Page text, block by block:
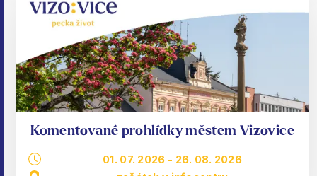
Komentované prohlídky městem Vizovice
01. 07. 2026 - 26. 08. 2026